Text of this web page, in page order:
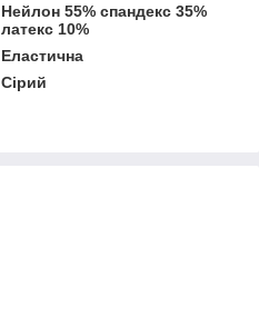
Нейлон 55% спандекс 35%
латекс 10%
Еластична
Сірий